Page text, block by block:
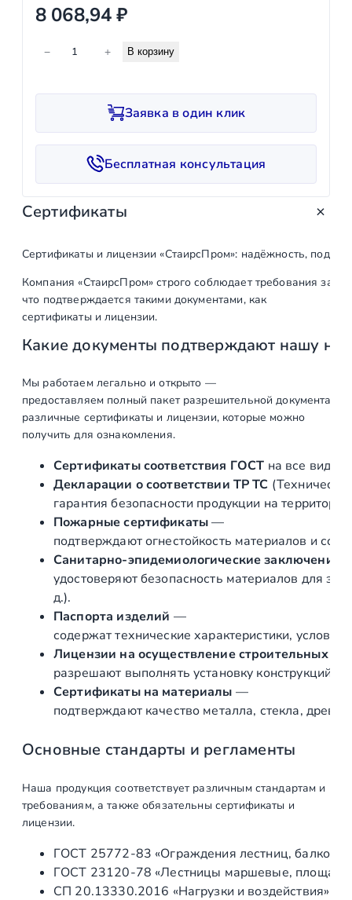
8 068,94₽
е
в
о
о
а
р
а
Т
у
б
а
Ø
,
е
к
− + В корзину
Заявка в один клик
Бесплатная консультация
Сертификаты
Сертификаты и лицензии «СтаирсПром»: надёжность,
Компания «СтаирсПром» строго соблюдает требования
что подтверждается такими документами, как
сертификаты и лицензии.
Какие документы подтверждают нашу
Мы работаем легально и открыто —
предоставляем полный пакет разрешительной
различные сертификаты и лицензии, которые можно
получить для ознакомления.
Сертификаты соответствия ГОСТ на все виды
Декларации о соответствии ТР ТС
гарантия безопасности продукции на
Пожарные сертификаты—
подтверждают огнестойкость материалов и
Санитарно‑эпидемиологические заключения
удостоверяют безопасность материалов для
д.).
Паспорта изделий —
содержат технические характеристики,
Лицензии на осуществление строительных и
разрешают выполнять установку конструкций
Сертификаты на материалы —
подтверждают качество металла, стекла,
Основные стандарты и регламенты
Наша продукция соответствует различным стандартам и
требованиям, а также обязательны сертификаты и
лицензии.
ГОСТ 25772‑83 «Ограждения лестниц,
ГОСТ 23120‑78 «Лестницы маршевые,
СП 20.13330.2016 «Нагрузки и воздействия»